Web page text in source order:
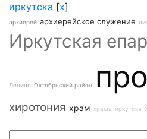
иркутска [x]
архиерей архиерейское служение
Иркутская
Ленино Октябрьский район
хиротония храм храмы иркутска